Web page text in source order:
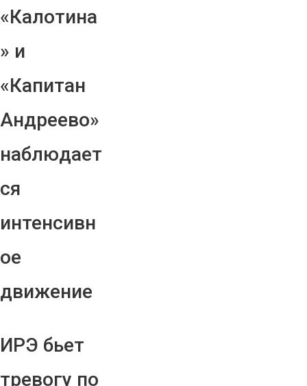
«Калотина
» и
«Капитан
Андреево»
наблюдает
ся
интенсивн
ое
движение
ИРЭ бьет
тревогу по